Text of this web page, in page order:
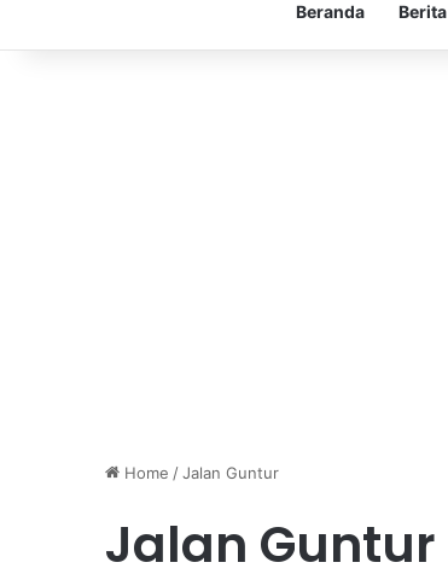
Beranda Berita
Home /Jalan Guntur
Jalan Guntur